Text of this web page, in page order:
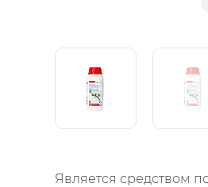
Является средством